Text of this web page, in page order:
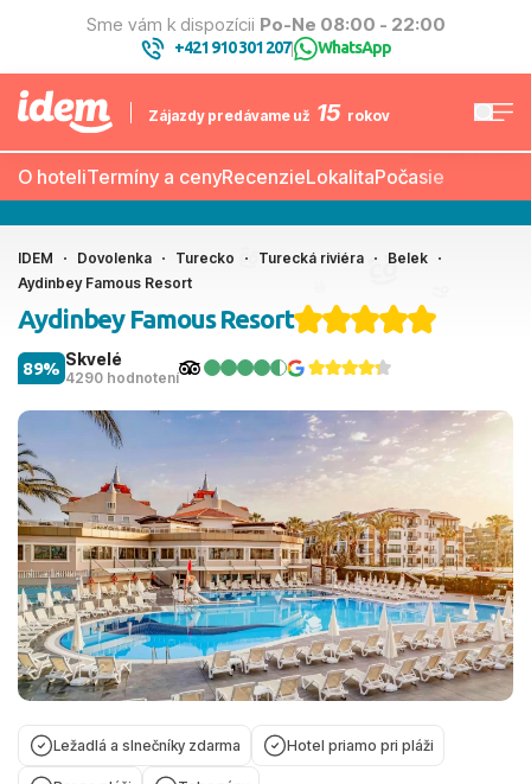
Sme vám k dispozícii Po-Ne 08:00 - 22:00
+421 910 301 207| WhatsApp
Zájazdy predávame už 15 rokov
O hoteliTermíny a cenyRecenzieLokalitaPočasie
IDEM Dovolenka Turecko Turecká riviéra
Belek
Aydinbey Famous Resort
Aydinbey Famous Resort
Skvelé
4290 hodnotení
89%
Ležadlá a slnečníky zdarma Hotel priamo pri pláži